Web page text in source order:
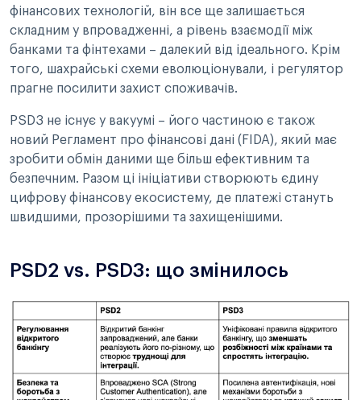
фінансових технологій, він все ще залишається
складним у впровадженні, а рівень взаємодії між
банками та фінтехами – далекий від ідеального. Крім
того, шахрайські схеми еволюціонували, і регулятор
прагне посилити захист споживачів.
PSD3 не існує у вакуумі – його частиною є також
новий Регламент про фінансові дані (FIDA), який має
зробити обмін даними ще більш ефективним та
безпечним. Разом ці ініціативи створюють єдину
цифрову фінансову екосистему, де платежі стануть
швидшими, прозорішими та захищенішими.
PSD2 vs. PSD3: що змінилось